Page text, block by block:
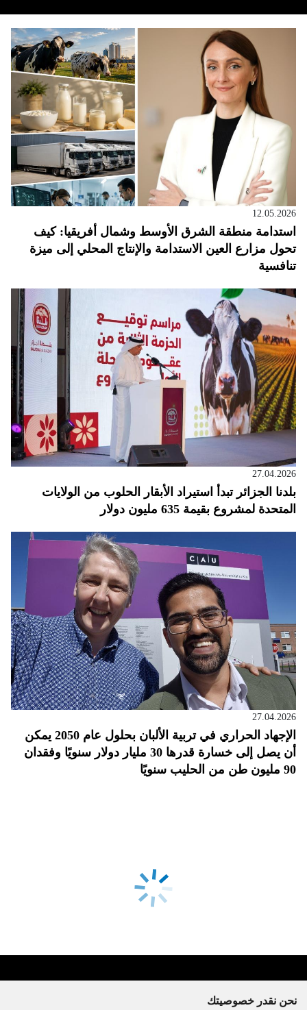
12.05.2026
استدامة منطقة الشرق الأوسط وشمال أفريقيا: كيف
تحول مزارع العين الاستدامة والإنتاج المحلي إلى ميزة
تنافسية
27.04.2026
بلدنا الجزائر تبدأ استيراد الأبقار الحلوب من الولايات
المتحدة لمشروع بقيمة 635 مليون دولار
27.04.2026
الإجهاد الحراري في تربية الألبان بحلول عام 2050 يمكن
أن يصل إلى خسارة قدرها 30 مليار دولار سنويًا وفقدان
90 مليون طن من الحليب سنويًا
نحن نقدر خصوصيتك